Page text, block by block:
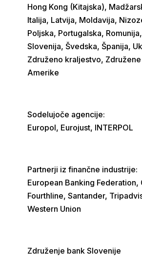
Hong Kong (Kitajska),
Italija, Latvija, Moldavija,
Poljska, Portugalska,
Slovenija, Švedska, Španija,
Združeno kraljestvo,
Amerike
Sodelujoče agencije:
Europol, Eurojust, INTERPOL
Partnerji iz finančne industrije:
European Banking Federation,
Fourthline, Santander,
Western Union
Združenje bank Slovenije